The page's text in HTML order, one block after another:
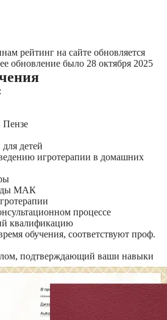
рейтинг на сайте обновляется
обновление было 28 октября 2025
Пензе
детей
игротерапии в домашних
МАК
процессе
квалификацию
обучения, соответствуют проф.
подтверждающий ваши навыки